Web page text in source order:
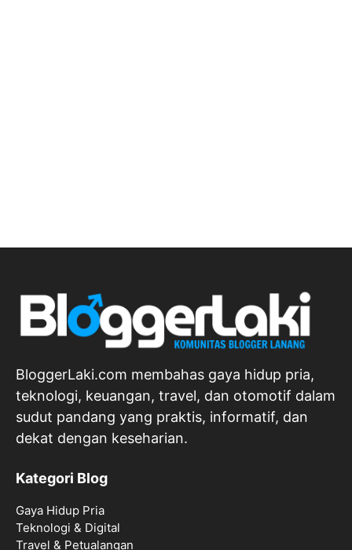
BloggerLaki.com membahas gaya hidup pria,
teknologi, keuangan, travel, dan otomotif dalam
sudut pandang yang praktis, informatif, dan
dekat dengan keseharian.
Kategori Blog
Gaya Hidup Pria
Teknologi & Digital
Travel & Petualangan